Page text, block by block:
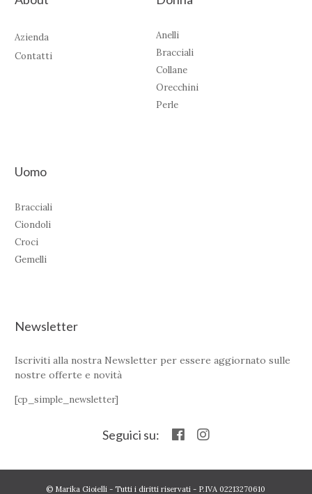
Azienda
Contatti
Anelli
Bracciali
Collane
Orecchini
Perle
Uomo
Bracciali
Ciondoli
Croci
Gemelli
Newsletter
Iscriviti alla nostra Newsletter per essere aggiornato sulle
nostre offerte e novità
[cp_simple_newsletter]
Seguici su:
© Marika Gioielli - Tutti i diritti riservati - P.IVA 02213270610